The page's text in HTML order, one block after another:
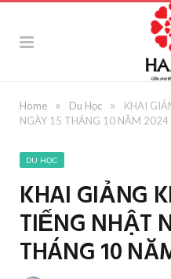
Home » Du Học »
KHAI
NGÀY 15 THÁNG 10 NĂM 2024
DU HỌC
KHAI GIẢNG
TIẾNG NHẬT
THÁNG 10